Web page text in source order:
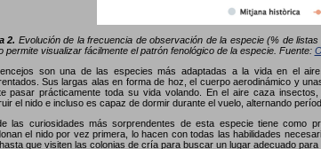
2. Evolución de la frecuencia de observación de la especie (% de
permite visualizar fácilmente el patrón fenológico de la especie. Fuente:
son una de las especies más adaptadas a la vida en el
Sus largas alas en forma de hoz, el cuerpo aerodinámico y
pasar prácticamente toda su vida volando. En el aire caza
el nido e incluso es capaz de dormir durante el vuelo, alternando
las curiosidades más sorprendentes de esta especie tiene como
el nido por vez primera, lo hacen con todas las habilidades
que visiten las colonias de cría para buscar un lugar adecuado